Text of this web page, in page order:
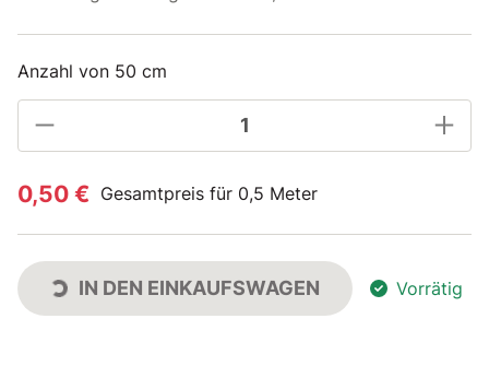
Anzahl von 50 cm
0,50 € Gesamtpreis für 0,5 Meter
IN DEN EINKAUFSWAGEN Vorrätig